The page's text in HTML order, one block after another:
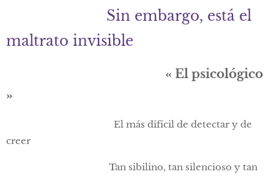
Sin embargo, está el
maltrato invisible
« El psicológico
»
El más difícil de detectar y de
creer
Tan sibilino, tan silencioso y tan